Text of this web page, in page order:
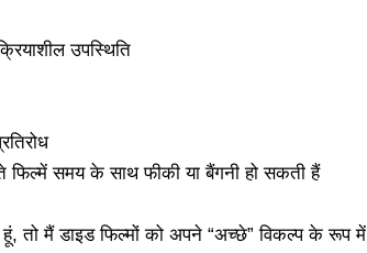
उपस्थिति
फिल्में समय के साथ फीकी या बैंगनी हो सकती हैं
हूं, तो मैं डाइड फिल्मों को अपने “अच्छे” विकल्प के रूप में